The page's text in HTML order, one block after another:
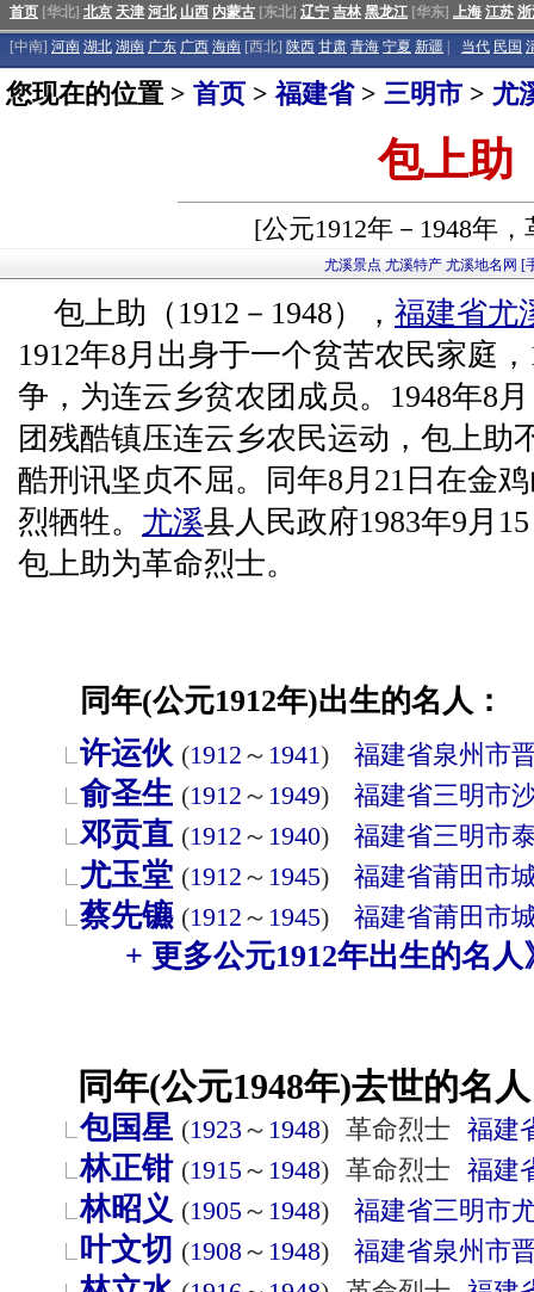
首页 [华北] 北京 天津 河北 山西 内蒙古 [东北] 辽宁 吉林 黑龙江 [华东] 上海 江苏
[中南] 河南 湖北 湖南 广东 广西 海南 [西北] 陕西 甘肃 青海 宁夏 新疆 当代 民国
您现在的位置 > 首页 >福建省> 三明市 > 尤
包上助
[公元1912年－1948年
尤溪景点 尤溪特产 尤溪地名网 [
包上助（1912－1948）， 福建省尤
1912年8月出身于一个贫苦农民家庭
争，为连云乡贫农团成员。1948年8
团残酷镇压连云乡农民运动，包上助
酷刑讯坚贞不屈。同年8月21日在金
烈牺牲。 尤溪县人民政府1983年9月
包上助为革命烈士。
同年(公元1912年)出生的名人：
许运伙 (1912 ～ 1941) 福建省泉州市
俞圣生 (1912 ～ 1949) 福建省三明市
邓贡直 (1912 ～ 1940) 福建省三明市
尤玉堂 (1912 ～ 1945) 福建省莆田市
蔡先镳 (1912 ～ 1945) 福建省莆田市
+ 更多公元1912年出生的名人
同年(公元1948年)去世的名
包国星 (1923 ～ 1948) 革命烈士 福建
林正钳 (1915～ 1948) 革命烈士 福建
林昭义 (1905～ 1948) 福建省三明市
叶文切 (1908～ 1948) 福建省泉州市